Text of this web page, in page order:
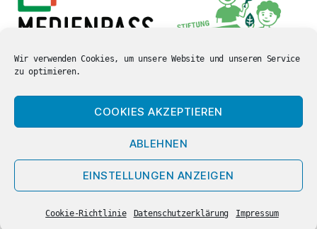
Wir verwenden Cookies, um unsere Website und unseren Service
zu optimieren.
COOKIES AKZEPTIEREN
ABLEHNEN
EINSTELLUNGEN ANZEIGEN
Cookie-Richtlinie Datenschutzerklärung Impressum
© 2026Carl-Orff Grundschule
Nach oben↑